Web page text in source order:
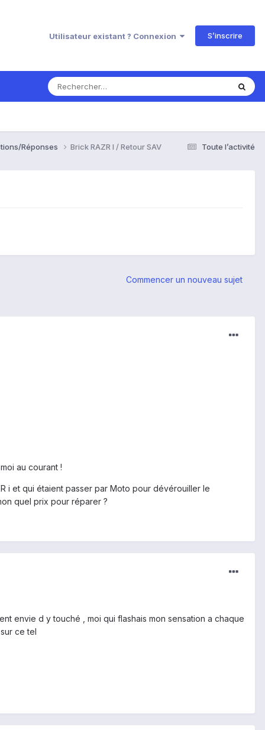
Utilisateur existant ? Connexion S’inscrire
Toute l’activité
Réponses Brick RAZR I / Retour SAV
Commencer un nouveau sujet
au courant !
i et qui étaient passer par Moto pour dévérouiller le
quel prix pour réparer ?
envie d y touché , moi qui flashais mon sensation a chaque
ce tel